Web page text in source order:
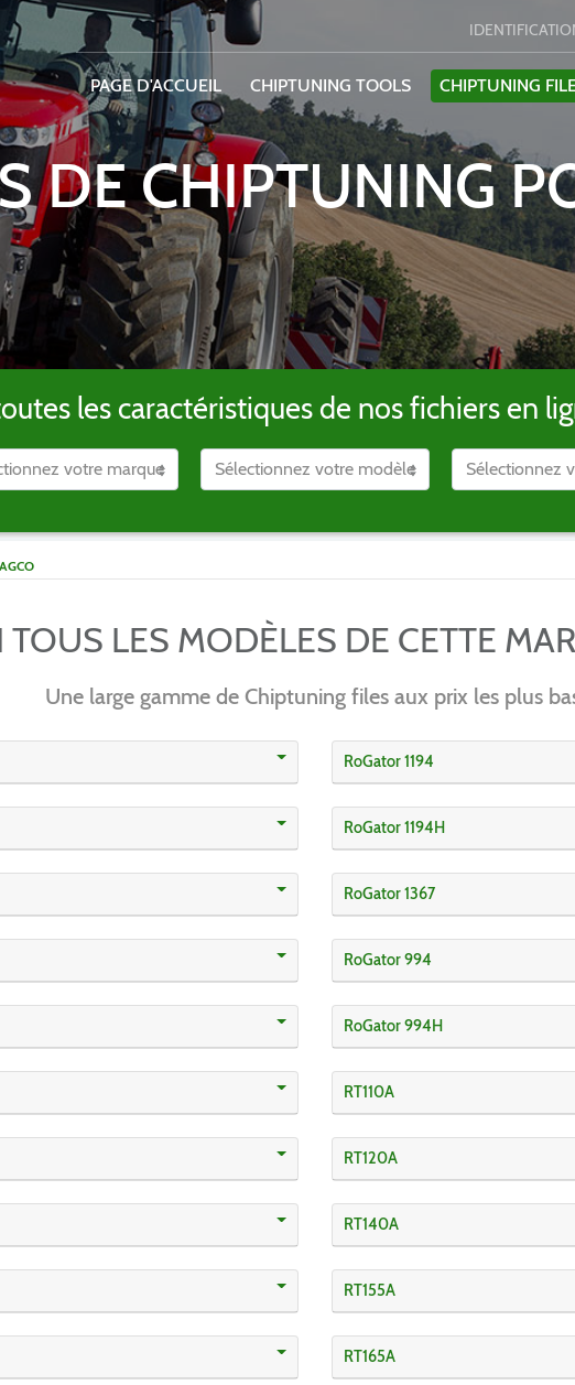
PAGE D'ACCUEIL CHIPTUNING TOOLS CHIPTUNING
DE CHIPTUNING
les caractéristiques de nos fichiers en
AGCO
TOUS LES MODÈLES DE CETTE
Une large gamme de Chiptuning files aux prix les plus
RoGator 1194
RoGator 1194H
RoGator 1367
RoGator 994
RoGator 994H
RT110A
RT120A
RT140A
RT155A
RT165A